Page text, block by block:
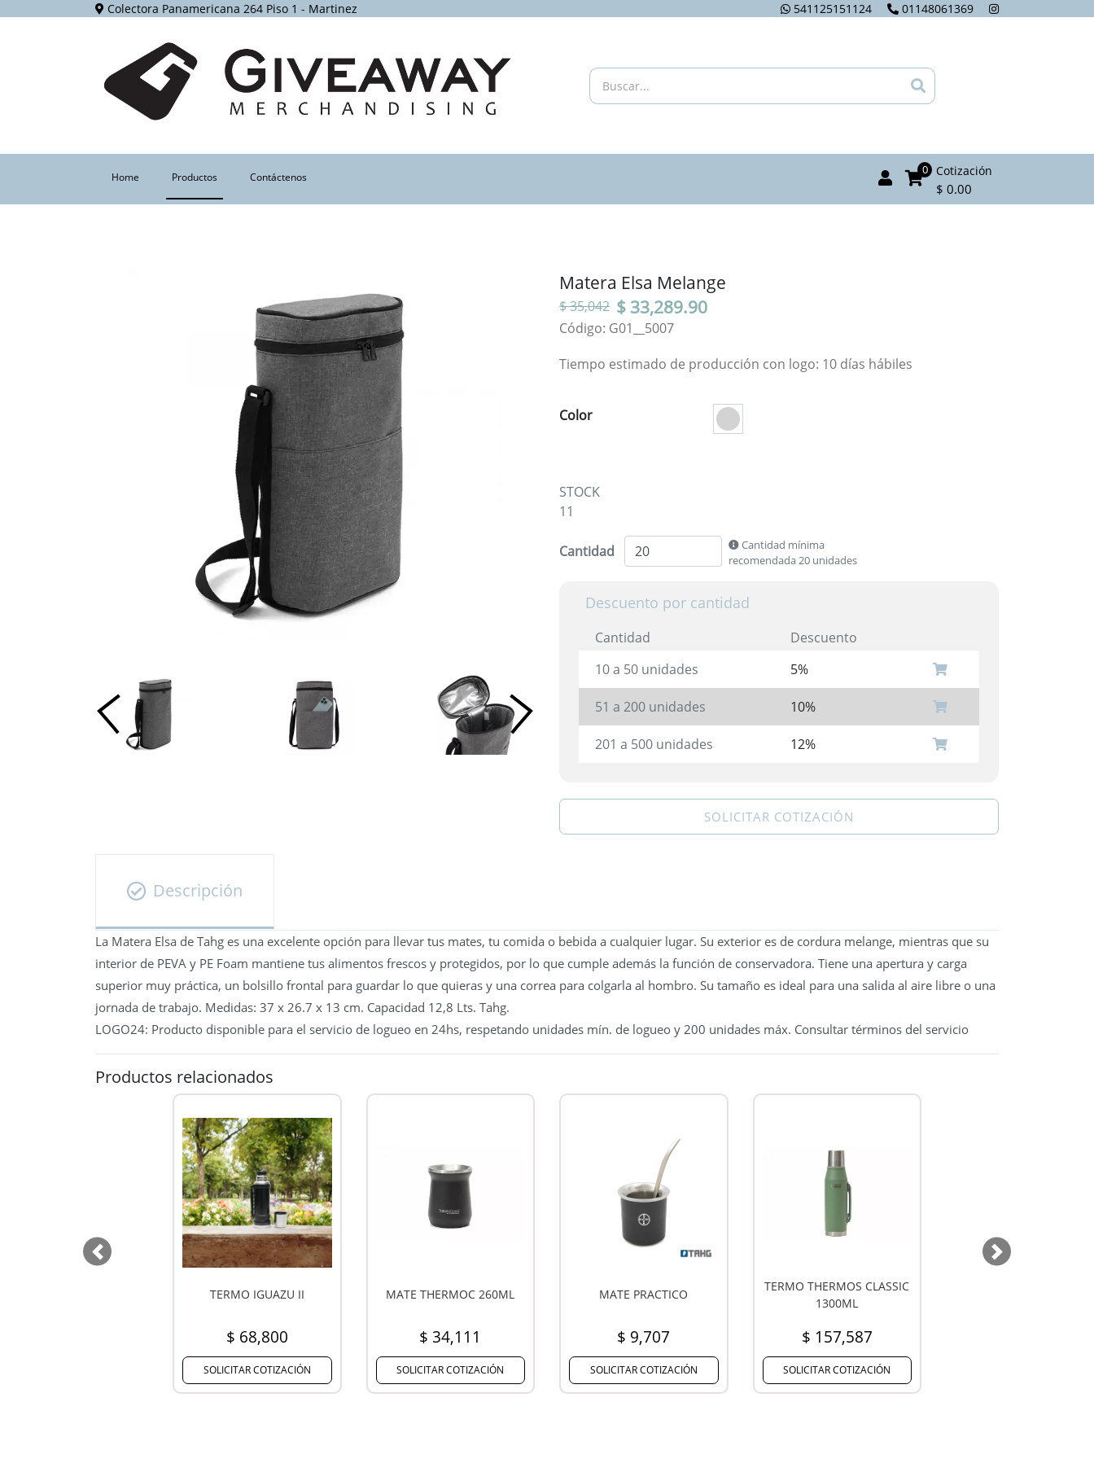
Colectora Panamericana 264 Piso 1 - Martinez 541125151124 01148061369
Home (current)Productos Contáctenos
0 Cotización
$ 0.00
Matera Elsa Melange
$ 35,042 $ 33,289.90
Código: G01__5007
Tiempo estimado de producción con logo: 10 días hábiles
Color
STOCK
11
Cantidad
Cantidad mínima
recomendada 20 unidades
Descuento por cantidad
Cantidad
Descuento
10 a 50 unidades
5%
51 a 200 unidades 10%
201 a 500 unidades 12%
SOLICITAR COTIZACIÓN
Descripción
La Matera Elsa de Tahg es una excelente opción para llevar tus mates, tu comida o bebida a cualquier lugar. Su exterior es de cordura melange, mientras que su
interior de PEVA y PE Foam mantiene tus alimentos frescos y protegidos, por lo que cumple además la función de conservadora. Tiene una apertura y carga
superior muy práctica, un bolsillo frontal para guardar lo que quieras y una correa para colgarla al hombro. Su tamaño es ideal para una salida al aire libre o una
jornada de trabajo. Medidas: 37 x 26.7 x 13 cm. Capacidad 12,8 Lts. Tahg.
LOGO24: Producto disponible para el servicio de logueo en 24hs, respetando unidades mín. de logueo y 200 unidades máx. Consultar términos del servicio
Productos relacionados
Previous
MATE PRACTICO
$ 9,707
SOLICITAR COTIZACIÓN
1300ML
$ 157,587
SOLICITAR COTIZACIÓN
MATE C/ASA Y BOMBILLA
$ 6,951
SOLICITAR COTIZACIÓN
TERMO CONTIGO
THERMALOCK 1200 ML
$ 98,290
SOLICITAR COTIZACIÓN
Next